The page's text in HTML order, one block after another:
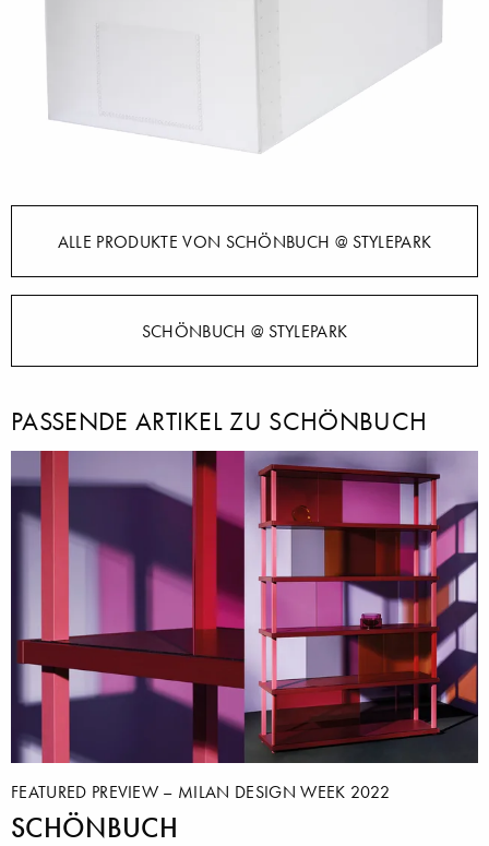
ALLE PRODUKTE VON SCHÖNBUCH @ STYLEPARK
SCHÖNBUCH @ STYLEPARK
PASSENDE ARTIKEL ZU SCHÖNBUCH
FEATURED PREVIEW – MILAN DESIGN WEEK 2022
SCHÖNBUCH